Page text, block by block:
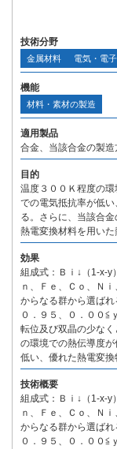
技術分野
金属材料 電気・電子
機能
材料・素材の製造
適用製品
合金、当該合金の製
目的
温度３００Ｋ程度の
での電気抵抗率が低
る。さらに、当該合
熱電変換材料を用いた
効果
組成式：Ｂｉ↓（1-x-y
ｎ、Ｆｅ、Ｃｏ、Ｎ
からなる群から選ば
０．９５、０．００≦
転位及び双晶の少な
の環境での熱伝導度
低い、優れた熱電変換
技術概要
組成式：Ｂｉ↓（1-x-y
ｎ、Ｆｅ、Ｃｏ、Ｎ
からなる群から選ば
０．９５、０．００≦